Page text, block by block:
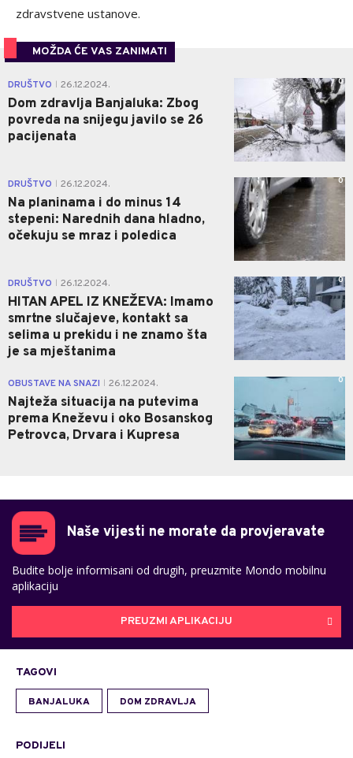
zdravstvene ustanove.
MOŽDA ĆE VAS ZANIMATI
DRUŠTVO 26.12.2024.
Dom zdravlja Banjaluka: Zbog
povreda na snijegu javilo se 26
pacijenata
0
DRUŠTVO 26.12.2024.
Na planinama i do minus 14
stepeni: Narednih dana hladno,
očekuju se mraz i poledica
0
DRUŠTVO 26.12.2024.
HITAN APEL IZ KNEŽEVA: Imamo
smrtne slučajeve, kontakt sa
selima u prekidu i ne znamo šta
je sa mještanima
0
OBUSTAVE NA SNAZI 26.12.2024.
Najteža situacija na putevima
prema Kneževu i oko Bosanskog
Petrovca, Drvara i Kupresa
0
Naše vijesti ne morate da provjeravate
Budite bolje informisani od drugih, preuzmite Mondo mobilnu
aplikaciju
PREUZMI APLIKACIJU
TAGOVI
BANJALUKA DOM ZDRAVLJA
PODIJELI